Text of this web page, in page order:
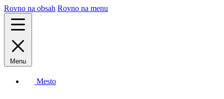
Rovno na obsah Rovno na menu
Menu
Mesto